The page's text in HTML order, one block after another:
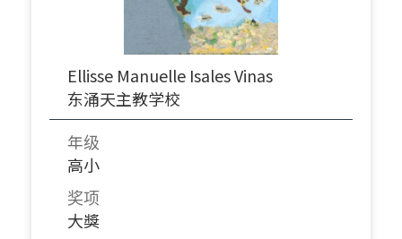
Ellisse Manuelle Isales Vinas
东涌天主教学校
年级
高小
奖项
大獎